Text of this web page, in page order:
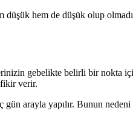
hem de düşük olup
gebelikte belirli bir nokta
verir.
arayla yapılır. Bunun